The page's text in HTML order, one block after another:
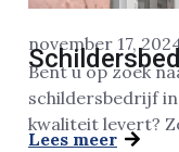
november 17,
Bent u op zoek
schildersbedrijf
kwaliteit levert?
Lees meer